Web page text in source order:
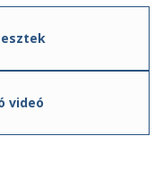
videó